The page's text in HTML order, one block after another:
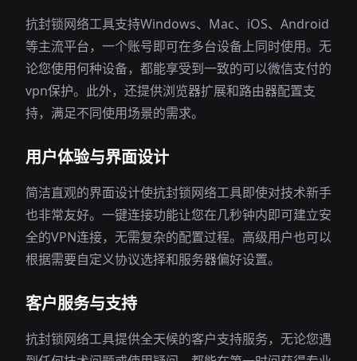
抗封锁网络工具支持Windows、Mac、iOS、Android
等主流平台，一个账号即可在多台设备上同时使用。无
论您使用何种设备，都能享受到一致的可以微信支付的
vpn保护。此外，还提供浏览器扩展和路由器配置支
持，满足不同使用场景的需求。
用户体验与界面设计
简洁直观的界面设计使抗封锁网络工具即使对技术新手
也非常友好。一键连接功能让您在几秒钟内即可建立安
全的VPN连接，无需复杂的配置过程。高级用户也可以
根据需要自定义协议选择和服务器偏好设置。
客户服务与支持
抗封锁网络工具提供全天候的客户支持服务，无论您遇